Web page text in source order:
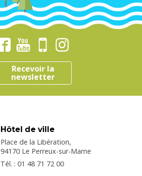
Recevoir la
newsletter
Hôtel de ville
Place de la Libération,
94170 Le Perreux-sur-Marne
Tél. : 01 48 71 72 00